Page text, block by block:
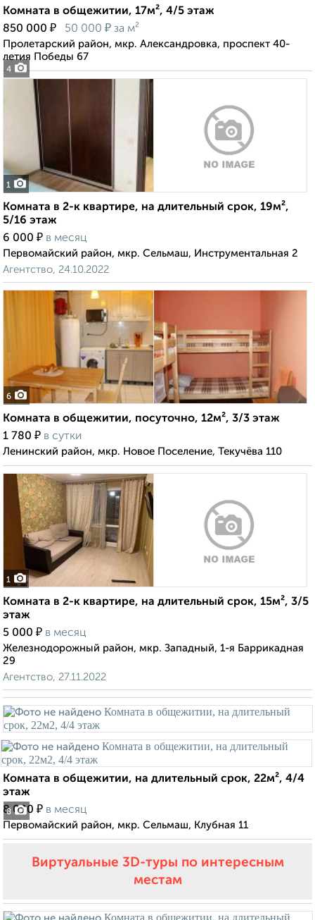
4
Комната в общежитии, 17м², 4/5 этаж
850 000 ₽ 50 000 ₽ за м²
Пролетарский район, мкр. Александровка, проспект 40-
летия Победы 67
1
Комната в 2-к квартире, на длительный срок, 19м²,
5/16 этаж
6 000 ₽ в месяц
Первомайский район, мкр. Сельмаш, Инструментальная 2
Агентство, 24.10.2022
6
Комната в общежитии, посуточно, 12м², 3/3 этаж
1 780 ₽ в сутки
Ленинский район, мкр. Новое Поселение, Текучёва 110
1
Комната в 2-к квартире, на длительный срок, 15м², 3/5
этаж
5 000 ₽ в месяц
Железнодорожный район, мкр. Западный, 1-я Баррикадная
29
Агентство, 27.11.2022
8
Комната в общежитии, на длительный срок, 22м², 4/4
этаж
8 000 ₽ в месяц
Первомайский район, мкр. Сельмаш, Клубная 11
Виртуальные 3D-туры по интересным
местам